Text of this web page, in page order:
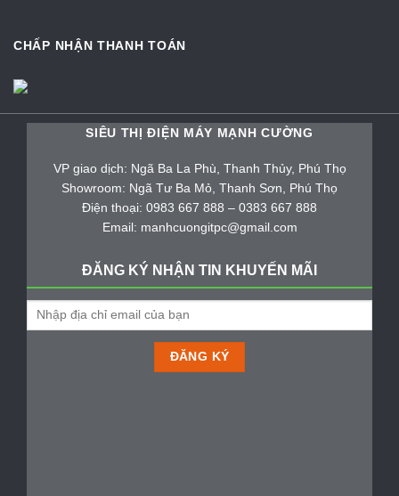
CHẤP NHẬN THANH TOÁN
SIÊU THỊ ĐIỆN MÁY MẠNH CƯỜNG
VP giao dịch: Ngã Ba La Phù, Thanh Thủy, Phú Thọ
Showroom: Ngã Tư Ba Mỏ, Thanh Sơn, Phú Thọ
Điện thoại: 0983 667 888 – 0383 667 888
Email: manhcuongitpc@gmail.com
ĐĂNG KÝ NHẬN TIN KHUYẾN MÃI